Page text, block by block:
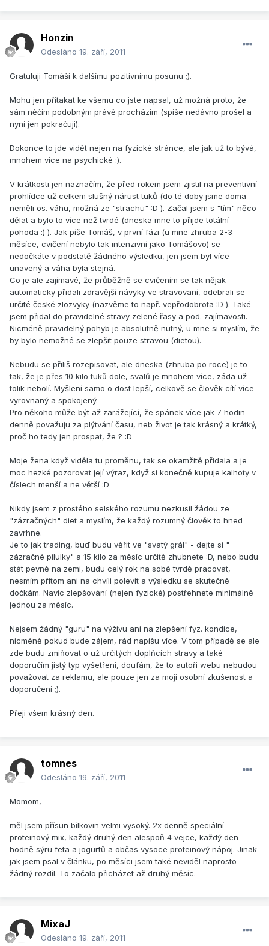
Honzin
Odesláno 19. září, 2011
Gratuluji Tomáši k dalšímu pozitivnímu posunu ;).
Mohu jen přitakat ke všemu co jste napsal, už možná proto, že
sám něčím podobným právě procházím (spíše nedávno prošel a
nyní jen pokračuji).
Dokonce to jde vidět nejen na fyzické stránce, ale jak už to bývá,
mnohem více na psychické :).
V krátkosti jen naznačím, že před rokem jsem zjistil na preventivní
prohlídce už celkem slušný nárust tuků (do té doby jsme doma
neměli os. váhu, možná ze "strachu" :D ). Začal jsem s "tím" něco
dělat a bylo to více než tvrdé (dneska mne to přijde totální
pohoda :) ). Jak píše Tomáš, v první fázi (u mne zhruba 2-3
měsíce, cvičení nebylo tak intenzivní jako Tomášovo) se
nedočkáte v podstatě žádného výsledku, jen jsem byl více
unavený a váha byla stejná.
Co je ale zajímavé, že průběžně se cvičením se tak nějak
automaticky přidali zdravější návyky ve stravovaní, odebrali se
určité české zlozvyky (nazvěme to např. vepřodobrota :D ). Také
jsem přidal do pravidelné stravy zelené řasy a pod. zajímavosti.
Nicméně pravidelný pohyb je absolutně nutný, u mne si myslím, že
by bylo nemožné se zlepšit pouze stravou (dietou).
Nebudu se přiliš rozepisovat, ale dneska (zhruba po roce) je to
tak, že je přes 10 kilo tuků dole, svalů je mnohem více, záda už
tolik nebolí. Myšlení samo o dost lepší, celkově se člověk cítí více
vyrovnaný a spokojený.
Pro někoho může být až zarážející, že spánek více jak 7 hodin
denně považuju za plýtvání času, neb život je tak krásný a krátký,
proč ho tedy jen prospat, že ? :D
Moje žena když viděla tu proměnu, tak se okamžitě přidala a je
moc hezké pozorovat její výraz, když si konečně kupuje kalhoty v
číslech menší a ne větší :D
Nikdy jsem z prostého selského rozumu nezkusil žádou ze
"zázračných" diet a myslím, že každý rozumný člověk to hned
zavrhne.
Je to jak trading, buď budu věřit ve "svatý grál" - dejte si "
zázračné pilulky" a 15 kilo za měsíc určitě zhubnete :D, nebo budu
stát pevně na zemi, budu celý rok na sobě tvrdě pracovat,
nesmím přitom ani na chvíli polevit a výsledku se skutečně
dočkám. Navíc zlepšování (nejen fyzické) postřehnete minimálně
jednou za měsíc.
Nejsem žádný "guru" na výživu ani na zlepšení fyz. kondice,
nicméně pokud bude zájem, rád napíšu více. V tom případě se ale
zde budu zmiňovat o už určitých doplňcích stravy a také
doporučím jistý typ vyšetření, doufám, že to autoři webu nebudou
považovat za reklamu, ale pouze jen za moji osobní zkušenost a
doporučení ;).
Přeji všem krásný den.
tomnes
Odesláno 19. září, 2011
Momom,
měl jsem přísun bílkovin velmi vysoký. 2x denně speciální
proteinový mix, každý druhý den alespoň 4 vejce, každý den
hodně sýru feta a jogurtů a občas vysoce proteinový nápoj. Jinak
jak jsem psal v článku, po měsíci jsem také neviděl naprosto
žádný rozdíl. To začalo přicházet až druhý měsíc.
MixaJ
Odesláno 19. září, 2011